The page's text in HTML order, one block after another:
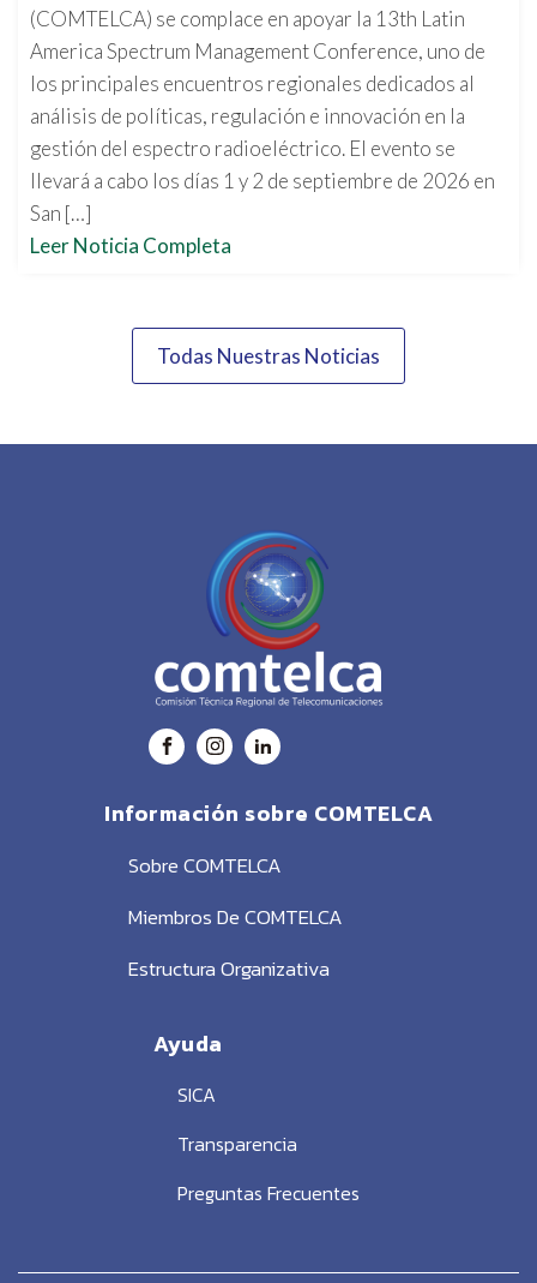
(COMTELCA) se complace en apoyar la 13th Latin
America Spectrum Management Conference, uno de
los principales encuentros regionales dedicados al
análisis de políticas, regulación e innovación en la
gestión del espectro radioeléctrico. El evento se
llevará a cabo los días 1 y 2 de septiembre de 2026 en
San […]
Leer Noticia Completa
Todas Nuestras Noticias
Información sobre COMTELCA
Sobre COMTELCA
Miembros De COMTELCA
Estructura Organizativa
Ayuda
SICA
Transparencia
Preguntas Frecuentes